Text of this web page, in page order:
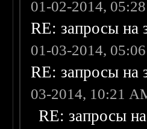
01-02-2014,
RE: запросы на
01-03-2014,
RE: запросы на
03-2014, 10:21
RE: запросы